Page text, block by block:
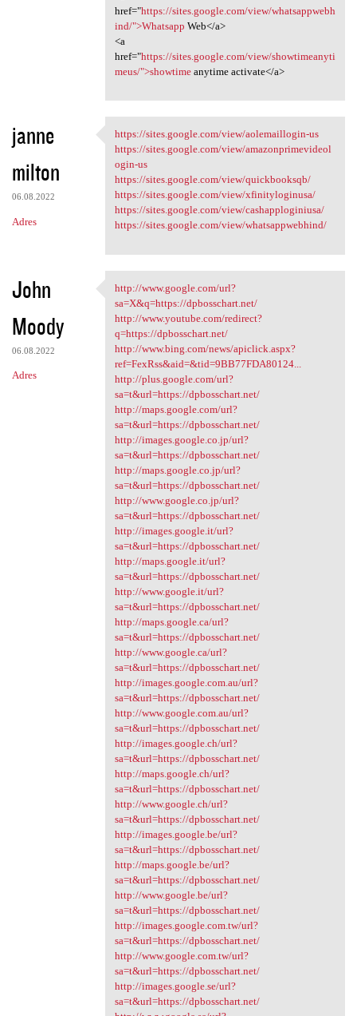
href="https://sites.google.com/view/whatsappwebh
ind/">Whatsapp Web</a>
<a
href="https://sites.google.com/view/showtimeanyti
meus/">showtimeanytime activate</a>
janne
milton
06.08.2022
Adres
https://sites.google.com/view
https://sites.google.com/view/aolemaillogin-us
https://sites.google.com/view/amazonprimevideol
ogin-us
https://sites.google.com/view/quickbooksqb/
https://sites.google.com/view/xfinityloginusa/
https://sites.google.com/view/cashapploginiusa/
https://sites.google.com/view/whatsappwebhind/
John
Moody
06.08.2022
Adres
http://www.google.com/url?sa
http://www.google.com/url?
sa=X&q=https://dpbosschart.net/
http://www.youtube.com/redirect?
q=https://dpbosschart.net/
http://www.bing.com/news/apiclick.aspx?
ref=FexRss&aid=&tid=9BB77FDA80124...
http://plus.google.com/url?
sa=t&url=https://dpbosschart.net/
http://maps.google.com/url?
sa=t&url=https://dpbosschart.net/
http://images.google.co.jp/url?
sa=t&url=https://dpbosschart.net/
http://maps.google.co.jp/url?
sa=t&url=https://dpbosschart.net/
http://www.google.co.jp/url?
sa=t&url=https://dpbosschart.net/
http://images.google.it/url?
sa=t&url=https://dpbosschart.net/
http://maps.google.it/url?
sa=t&url=https://dpbosschart.net/
http://www.google.it/url?
sa=t&url=https://dpbosschart.net/
http://maps.google.ca/url?
sa=t&url=https://dpbosschart.net/
http://www.google.ca/url?
sa=t&url=https://dpbosschart.net/
http://images.google.com.au/url?
sa=t&url=https://dpbosschart.net/
http://www.google.com.au/url?
sa=t&url=https://dpbosschart.net/
http://images.google.ch/url?
sa=t&url=https://dpbosschart.net/
http://maps.google.ch/url?
sa=t&url=https://dpbosschart.net/
http://www.google.ch/url?
sa=t&url=https://dpbosschart.net/
http://images.google.be/url?
sa=t&url=https://dpbosschart.net/
http://maps.google.be/url?
sa=t&url=https://dpbosschart.net/
http://www.google.be/url?
sa=t&url=https://dpbosschart.net/
http://images.google.com.tw/url?
sa=t&url=https://dpbosschart.net/
http://www.google.com.tw/url?
sa=t&url=https://dpbosschart.net/
http://images.google.se/url?
sa=t&url=https://dpbosschart.net/